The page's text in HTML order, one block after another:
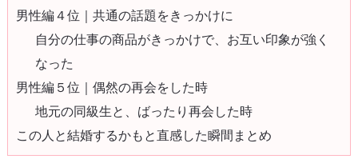
男性編４位｜共通の話題をきっかけに
自分の仕事の商品がきっかけで、お互い印象が強く
なった
男性編５位｜偶然の再会をした時
地元の同級生と、ばったり再会した時
この人と結婚するかもと直感した瞬間まとめ